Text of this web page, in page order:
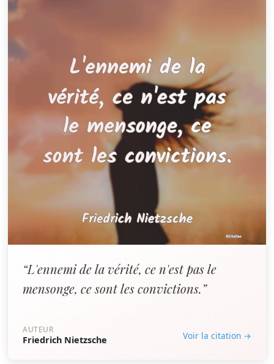
“L'ennemi de la vérité, ce n'est pas le
mensonge, ce sont les convictions.”
AUTEUR
Friedrich Nietzsche Voir la citation →